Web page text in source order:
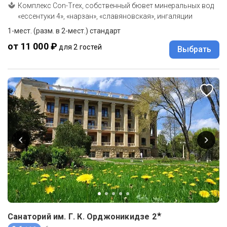
Комплекс Con-Тrex, собственный бювет минеральных вод
«ессентуки 4», «нарзан», «славяновская», ингаляции
1-мест. (разм. в 2-мест.) стандарт
от 11 000 ₽ для 2 гостей Выбрать
Санаторий им. Г. К. Орджоникидзе 2★